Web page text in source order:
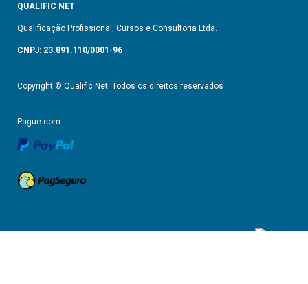
QUALIFIC NET
Qualificação Profissional, Cursos e Consultoria Ltda.
CNPJ: 23.891.110/0001-96
Copyright © Qualific Net. Todos os direitos reservados
Pague com: